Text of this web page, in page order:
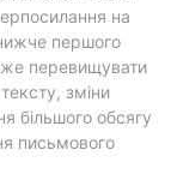
на
першого
перевищувати
зміни
більшого обсягу
письмового